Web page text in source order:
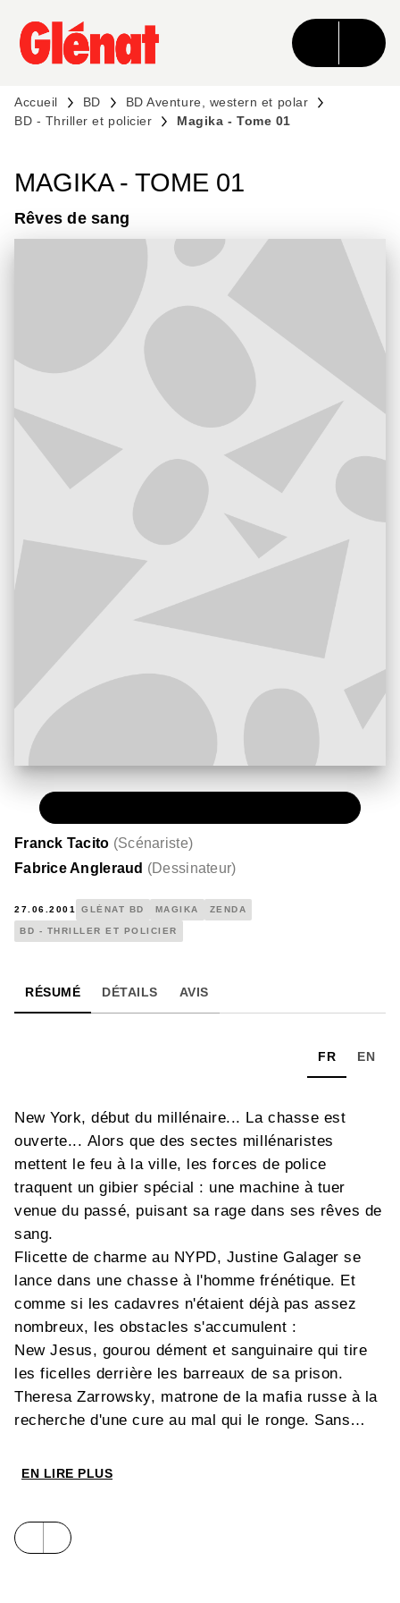
MENU RECHERCHE CONTENU
PIED DE PAGE
Accueil BD
BD Aventure, western et polar
BD - Thriller et policier
Magika - Tome 01
MAGIKA - TOME 01
Rêves de sang
Franck Tacito (Scénariste)
Fabrice Angleraud (Dessinateur)
27.06.2001 GLÉNAT BD MAGIKA ZENDA
BD - THRILLER ET POLICIER
RÉSUMÉ DÉTAILS AVIS
FR EN
New York, début du millénaire... La chasse est
ouverte... Alors que des sectes millénaristes
mettent le feu à la ville, les forces de police
traquent un gibier spécial : une machine à tuer
venue du passé, puisant sa rage dans ses rêves de
sang.
Flicette de charme au NYPD, Justine Galager se
lance dans une chasse à l'homme frénétique. Et
comme si les cadavres n'étaient déjà pas assez
nombreux, les obstacles s'accumulent :
New Jesus, gourou dément et sanguinaire qui tire
les ficelles derrière les barreaux de sa prison.
Theresa Zarrowsky, matrone de la mafia russe à la
recherche d'une cure au mal qui le ronge. Sans
Magika, l'essence magique de la vie.
mains des puissances maléfiques, la cohésion du
monde sera irrémédiablement menacée.
EN LIRE PLUS